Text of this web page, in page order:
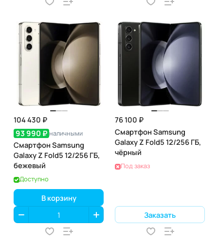
104 430 ₽
93 990 ₽ наличными
Смартфон Samsung
Galaxy Z Fold5 12/256 ГБ,
бежевый
Доступно
В корзину
76 100 ₽
Смартфон Samsung
Galaxy Z Fold5 12/256 ГБ,
чёрный
Под заказ
Заказать